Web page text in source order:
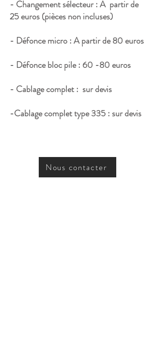
- Changement sélecteur : A partir de
25 euros (pièces non incluses)
- Défonce micro : A partir de 80 euros
- Défonce bloc pile : 60 -80 euros
- Cablage complet : sur devis
-Cablage complet type 335 : sur devis
Nous contacter